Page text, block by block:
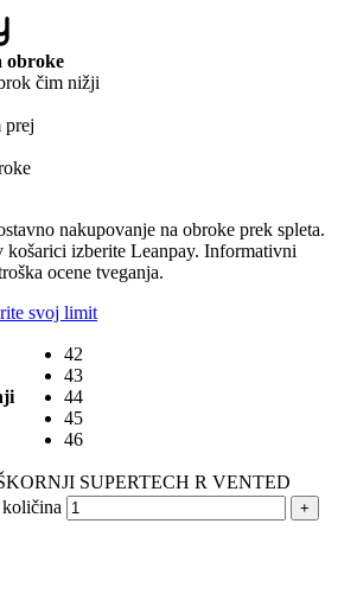
obroke
čim nižji
prej
nakupovanje na obroke prek spleta.
košarici izberite Leanpay. Informativni
ocene tveganja.
svoj limit
42
43
44
45
46
SUPERTECH R VENTED
+